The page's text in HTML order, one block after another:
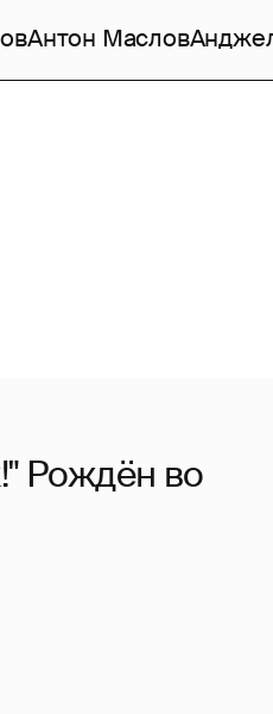
Антон Маслов
Рождён во